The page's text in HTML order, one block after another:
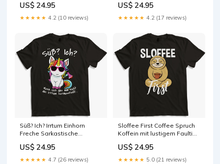
US$ 24.95
★★★★★ 4.2 (10 reviews)
US$ 24.95
★★★★★ 4.2 (17 reviews)
Süß? Ich? Irrtum Einhorn
Freche Sarkastische
US$ 24.95
★★★★★ 4.7 (26 reviews)
Sloffee First Coffee Spruch
Koffein mit lustigem Faultier
US$ 24.95
★★★★★ 5.0 (21 reviews)